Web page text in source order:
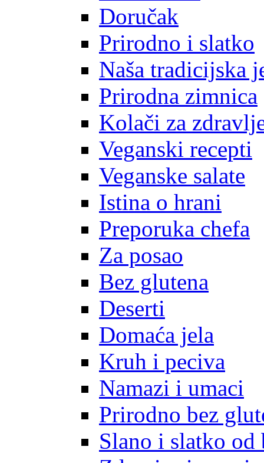
Doručak
Prirodno i slatko
Naša tradicijska
Prirodna zimnica
Kolači za
Veganski recepti
Veganske salate
Istina o hrani
Preporuka chefa
Za posao
Bez glutena
Deserti
Domaća jela
Kruh i peciva
Namazi i umaci
Prirodno bez
Slano i slatko od